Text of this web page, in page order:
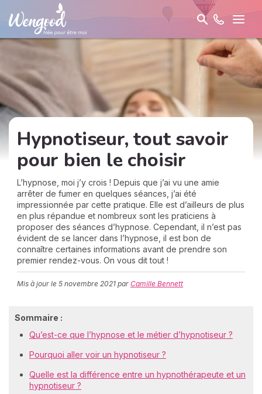
Hypnotiseur, tout savoir
pour bien le choisir
L’hypnose, moi j’y crois ! Depuis que j’ai vu une amie
arrêter de fumer en quelques séances, j’ai été
impressionnée par cette pratique. Elle est d’ailleurs de plus
en plus répandue et nombreux sont les praticiens à
proposer des séances d’hypnose. Cependant, il n’est pas
évident de se lancer dans l’hypnose, il est bon de
connaître certaines informations avant de prendre son
premier rendez-vous. On vous dit tout !
Mis à jour le 5 novembre 2021 par Camille Bennett
Sommaire :
Qu’est-ce que l’hypnose et le métier d’hypnotiseur ?
Pourquoi aller voir un hypnotiseur ?
Quelle est la différence entre un hypnothérapeute et un
hypnotiseur ?